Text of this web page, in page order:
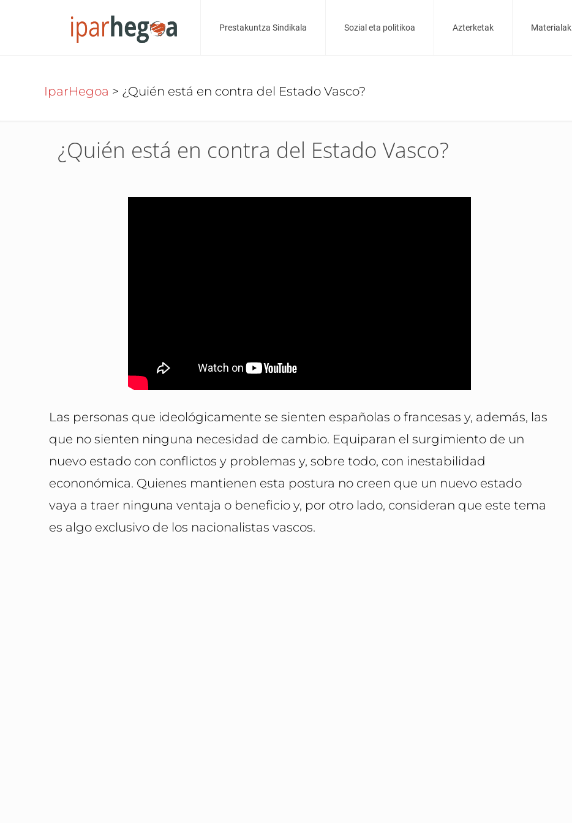
Prestakuntza Sindikala Sozial eta politikoa Azterketak Materialak
IparHegoa > ¿Quién está en contra del Estado Vasco?
¿Quién está en contra del Estado Vasco?
Las personas que ideológicamente se sienten españolas o francesas y, además, las
que no sienten ninguna necesidad de cambio. Equiparan el surgimiento de un
nuevo estado con conflictos y problemas y, sobre todo, con inestabilidad
econonómica. Quienes mantienen esta postura no creen que un nuevo estado
vaya a traer ninguna ventaja o beneficio y, por otro lado, consideran que este tema
es algo exclusivo de los nacionalistas vascos.